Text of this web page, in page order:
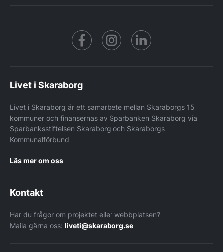
Facebook https://
Livet i Skaraborg
Livet i Skaraborg är ett samarbete mellan Skaraborgs 15
kommuner och finansernas av Sparbanken Skaraborg via
Sparbanksstiftelsen Skaraborg och Skaraborgs
Kommunalförbund
Läs mer om oss
Kontakt
Har du frågor om projektet eller webbplatsen?
Maila gärna oss: liveti@skaraborg.se